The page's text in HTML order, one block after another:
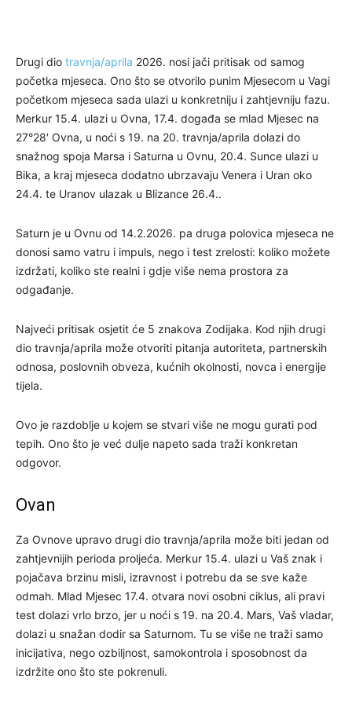
Drugi dio travnja/aprila 2026. nosi jači pritisak od samog
početka mjeseca. Ono što se otvorilo punim Mjesecom u Vagi
početkom mjeseca sada ulazi u konkretniju i zahtjevniju fazu.
Merkur 15.4. ulazi u Ovna, 17.4. događa se mlad Mjesec na
27°28′ Ovna, u noći s 19. na 20. travnja/aprila dolazi do
snažnog spoja Marsa i Saturna u Ovnu, 20.4. Sunce ulazi u
Bika, a kraj mjeseca dodatno ubrzavaju Venera i Uran oko
24.4. te Uranov ulazak u Blizance 26.4..
Saturn je u Ovnu od 14.2.2026. pa druga polovica mjeseca ne
donosi samo vatru i impuls, nego i test zrelosti: koliko možete
izdržati, koliko ste realni i gdje više nema prostora za
odgađanje.
Najveći pritisak osjetit će 5 znakova Zodijaka. Kod njih drugi
dio travnja/aprila može otvoriti pitanja autoriteta, partnerskih
odnosa, poslovnih obveza, kućnih okolnosti, novca i energije
tijela.
Ovo je razdoblje u kojem se stvari više ne mogu gurati pod
tepih. Ono što je već dulje napeto sada traži konkretan
odgovor.
Ovan
Za Ovnove upravo drugi dio travnja/aprila može biti jedan od
zahtjevnijih perioda proljeća. Merkur 15.4. ulazi u Vaš znak i
pojačava brzinu misli, izravnost i potrebu da se sve kaže
odmah. Mlad Mjesec 17.4. otvara novi osobni ciklus, ali pravi
test dolazi vrlo brzo, jer u noći s 19. na 20.4. Mars, Vaš vladar,
dolazi u snažan dodir sa Saturnom. Tu se više ne traži samo
inicijativa, nego ozbiljnost, samokontrola i sposobnost da
izdržite ono što ste pokrenuli.